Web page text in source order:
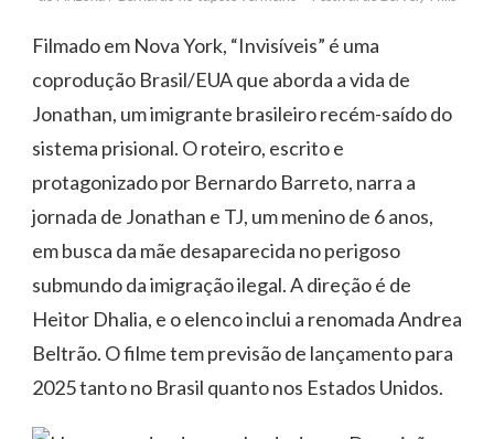
Filmado em Nova York, “Invisíveis” é uma
coprodução Brasil/EUA que aborda a vida de
Jonathan, um imigrante brasileiro recém-saído do
sistema prisional. O roteiro, escrito e
protagonizado por Bernardo Barreto, narra a
jornada de Jonathan e TJ, um menino de 6 anos,
em busca da mãe desaparecida no perigoso
submundo da imigração ilegal. A direção é de
Heitor Dhalia, e o elenco inclui a renomada Andrea
Beltrão. O filme tem previsão de lançamento para
2025 tanto no Brasil quanto nos Estados Unidos.